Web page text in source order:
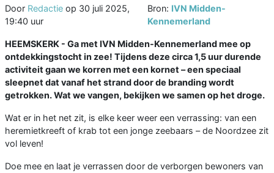
Door Redactie op 30 juli 2025,
19:40 uur
Bron: IVN Midden-
Kennemerland
HEEMSKERK - Ga met IVN Midden-Kennemerland mee op
ontdekkingstocht in zee! Tijdens deze circa 1,5 uur durende
activiteit gaan we korren met een kornet – een speciaal
sleepnet dat vanaf het strand door de branding wordt
getrokken. Wat we vangen, bekijken we samen op het droge.
Wat er in het net zit, is elke keer weer een verrassing: van een
heremietkreeft of krab tot een jonge zeebaars – de Noordzee zit
vol leven!
Doe mee en laat je verrassen door de verborgen bewoners van